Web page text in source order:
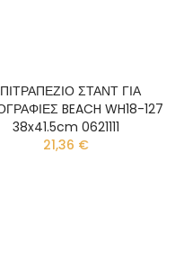
ΣΤΑΝΤ ΓΙΑ
BEACH WH18-127
38x41.5cm 0621111
21,36 €